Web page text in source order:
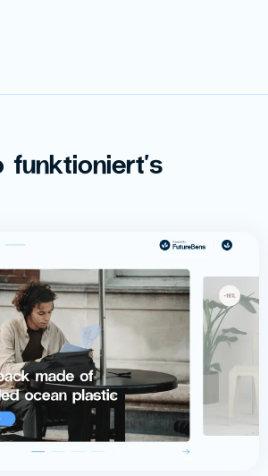
funktioniert's